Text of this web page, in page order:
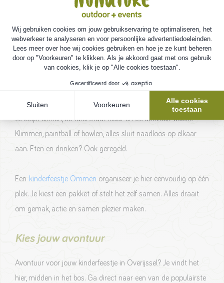
Kinderfeestje in Overijssel. Alles op één
plek
NuNature ligt midden in het Vechtdal, op het terrein van
Vakantiepark Ommerland. Hier start en eindigt elk
Je loopt binnen, de tafel staat klaar en de activiteit wacht.
Klimmen, paintball of bowlen, alles sluit naadloos op elkaar
aan. Eten en drinken? Ook geregeld.
Een kinderfeestje Ommen organiseer je hier eenvoudig op één
plek. Je kiest een pakket of stelt het zelf samen. Alles draait
om gemak, actie en samen plezier maken.
Kies jouw avontuur
Avontuur voor jouw kinderfeestje in Overijssel? Je vindt het
hier, midden in het bos. Ga direct naar een van de populairste